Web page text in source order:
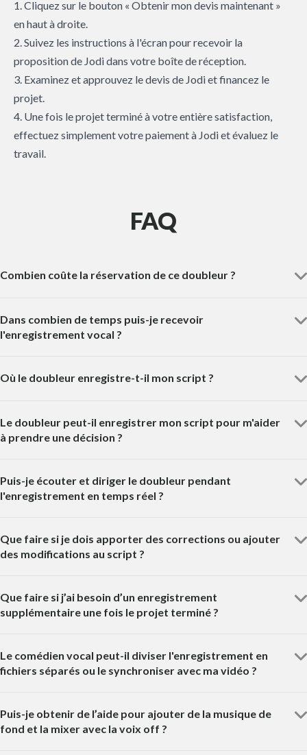
1. Cliquez sur le bouton « Obtenir mon devis maintenant »
en haut à droite.
2. Suivez les instructions à l'écran pour recevoir la
proposition de Jodi dans votre boîte de réception.
3. Examinez et approuvez le devis de Jodi et financez le
projet.
4. Une fois le projet terminé à votre entière satisfaction,
effectuez simplement votre paiement à Jodi et évaluez le
travail.
FAQ
Combien coûte la réservation de ce doubleur ?
Dans combien de temps puis-je recevoir
l'enregistrement vocal ?
Où le doubleur enregistre-t-il mon script ?
Le doubleur peut-il enregistrer mon script pour m'aider
à prendre une décision ?
Puis-je écouter et diriger le doubleur pendant
l'enregistrement en temps réel ?
Que faire si je dois apporter des corrections ou ajouter
des modifications au script ?
Que faire si j’ai besoin d’un enregistrement
supplémentaire une fois le projet terminé ?
Le comédien vocal peut-il diviser l'enregistrement en
fichiers séparés ou le synchroniser avec ma vidéo ?
Puis-je obtenir de l’aide pour ajouter de la musique de
fond et la mixer avec la voix off ?